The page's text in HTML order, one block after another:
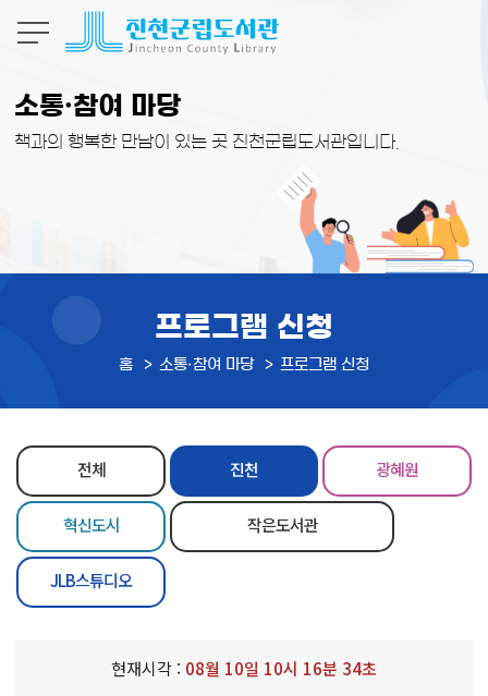
소통·참여 마당
책과의 행복한 만남이 있는 곳 진천군립도서관입니다.
프로그램 신청
홈 소통·참여 마당 프로그램 신청
전체 진천 광혜원
혁신도시 작은도서관
JLB스튜디오
현재시각 : 08월 10일 10시 16분 34초